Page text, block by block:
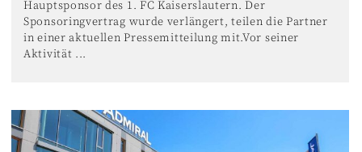
Hauptsponsor des 1. FC Kaiserslautern. Der
Sponsoringvertrag wurde verlängert, teilen die Partner
in einer aktuellen Pressemitteilung mit.Vor seiner
Aktivität ...